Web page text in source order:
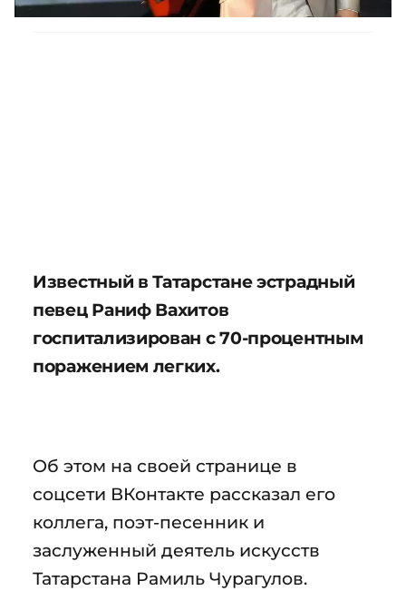
Известный в Татарстане эстрадный
певец Раниф Вахитов
госпитализирован с 70-процентным
поражением легких.
Об этом на своей странице в
соцсети ВКонтакте рассказал его
коллега, поэт-песенник и
заслуженный деятель искусств
Татарстана Рамиль Чурагулов.